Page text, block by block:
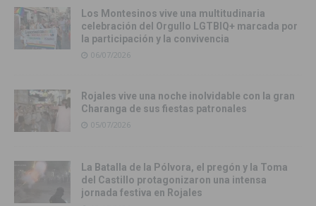
Los Montesinos vive una multitudinaria
celebración del Orgullo LGTBIQ+ marcada por
la participación y la convivencia
06/07/2026
Rojales vive una noche inolvidable con la gran
Charanga de sus fiestas patronales
05/07/2026
La Batalla de la Pólvora, el pregón y la Toma
del Castillo protagonizaron una intensa
jornada festiva en Rojales